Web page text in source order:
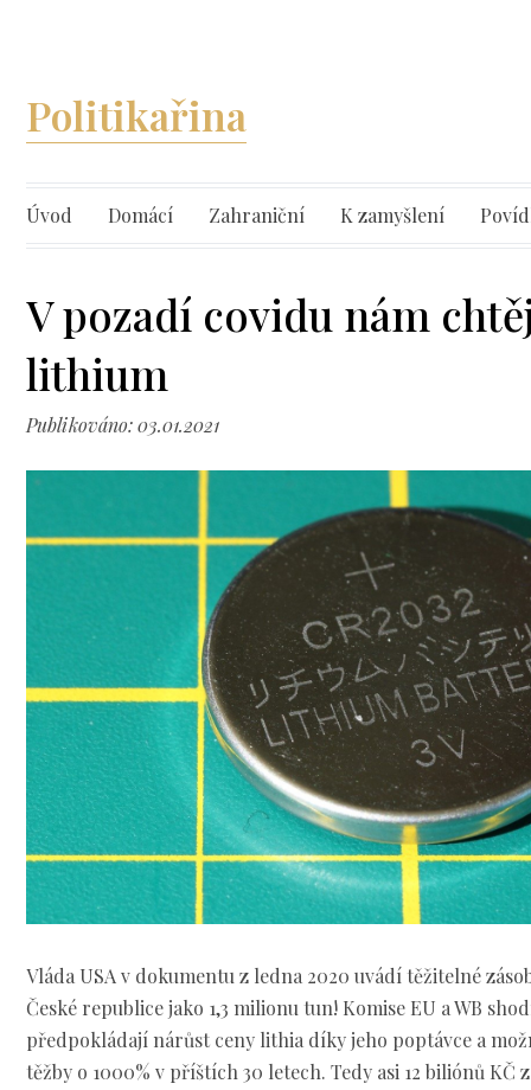
Politikařina
Úvod Domácí Zahraniční K zamyšlení
V pozadí covidu nám
lithium
Publikováno: 03.01.2021
Vláda USA v dokumentu z ledna 2020 uvádí těžitelné
České republice jako 1,3 milionu tun! Komise EU a WB
předpokládají nárůst ceny lithia díky jeho poptávce a
těžby o 1000% v příštích 30 letech. Tedy asi 12 biliónů KČ